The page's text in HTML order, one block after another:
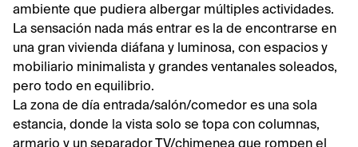
ambiente que pudiera albergar múltiples actividades.
La sensación nada más entrar es la de encontrarse en
una gran vivienda diáfana y luminosa, con espacios y
mobiliario minimalista y grandes ventanales soleados,
pero todo en equilibrio.
La zona de día entrada/salón/comedor es una sola
estancia, donde la vista solo se topa con columnas,
armario y un separador TV/chimenea que rompen el